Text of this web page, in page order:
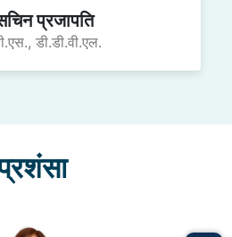
प्रजापति
डी.डी.वी.एल.